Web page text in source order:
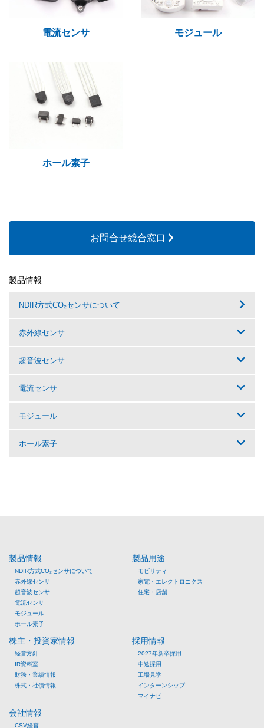
電流センサ モジュール
ホール素子
お問合せ総合窓口
製品情報
NDIR方式CO₂センサについて
赤外線センサ
超音波センサ
電流センサ
モジュール
ホール素子
製品情報
NDIR方式CO₂センサについて
赤外線センサ
超音波センサ
電流センサ
モジュール
ホール素子
製品用途
モビリティ
家電・エレクトロニクス
住宅・店舗
株主・投資家情報
経営方針
IR資料室
財務・業績情報
株式・社債情報
採用情報
2027年新卒採用
中途採用
工場見学
インターンシップ
マイナビ
会社情報
CSV経営